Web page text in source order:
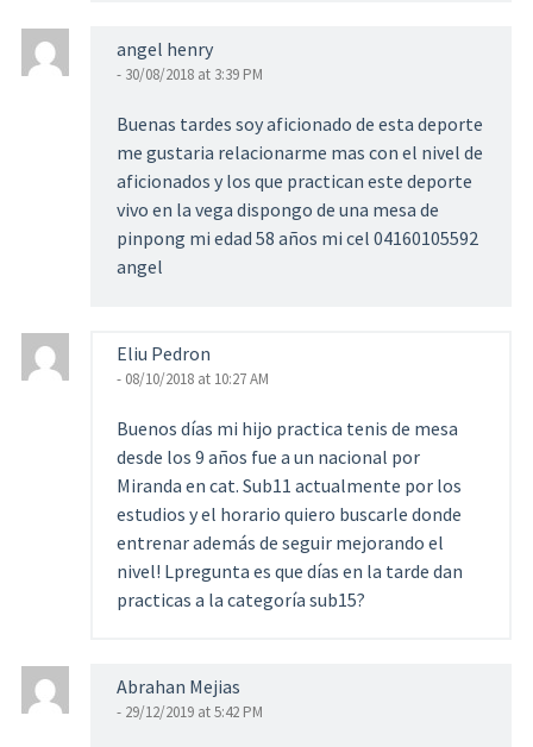
angel henry
- 30/08/2018 at 3:39 PM
Buenas tardes soy aficionado de esta deporte
me gustaria relacionarme mas con el nivel de
aficionados y los que practican este deporte
vivo en la vega dispongo de una mesa de
pinpong mi edad 58 años mi cel 04160105592
angel
Eliu Pedron
- 08/10/2018 at 10:27 AM
Buenos días mi hijo practica tenis de mesa
desde los 9 años fue a un nacional por
Miranda en cat. Sub11 actualmente por los
estudios y el horario quiero buscarle donde
entrenar además de seguir mejorando el
nivel! Lpregunta es que días en la tarde dan
practicas a la categoría sub15?
Abrahan Mejias
- 29/12/2019 at 5:42 PM